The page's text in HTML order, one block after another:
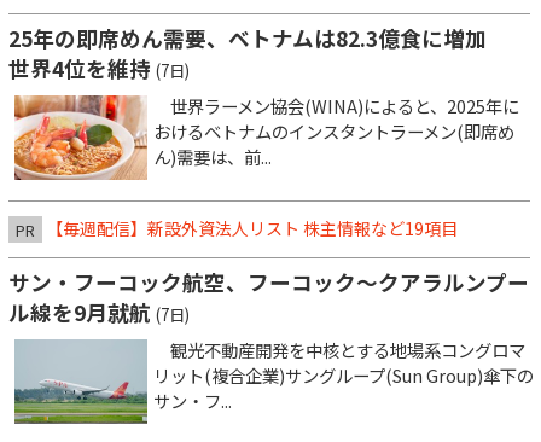
25年の即席めん需要、ベトナムは82.3億食に増加
世界4位を維持 (7日)
世界ラーメン協会(WINA)によると、2025年に
おけるベトナムのインスタントラーメン(即席め
ん)需要は、前...
PR 【毎週配信】新設外資法人リスト 株主情報など19項目
サン・フーコック航空、フーコック～クアラルンプー
ル線を9月就航 (7日)
観光不動産開発を中核とする地場系コングロマ
リット(複合企業)サングループ(Sun Group)傘下の
サン・フ...